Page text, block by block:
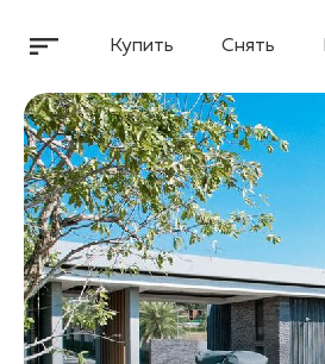
Купить Снять